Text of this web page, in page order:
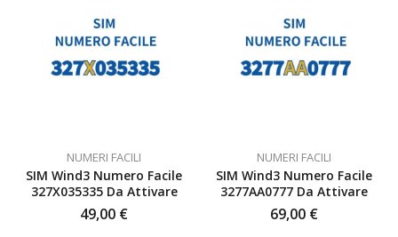
NUMERI FACILI
SIM Wind3 Numero Facile
327X035335 Da Attivare
49,00 €
NUMERI FACILI
SIM Wind3 Numero Facile
3277AA0777 Da Attivare
69,00 €